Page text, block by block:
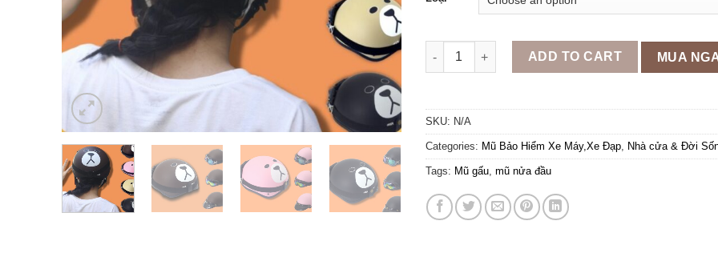
Mũ bảo hiểm nửa đầu in hình Gấu Brown đủ màu,
ADD TO CART MUA
SKU: N/A
Categories: Mũ Bảo Hiểm Xe Máy,Xe Đạp, Nhà cửa & Đời
Tags: Mũ gấu, mũ nửa đầu